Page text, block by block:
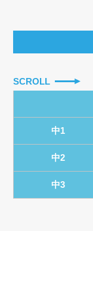
SCROLL
中1
中2
中3